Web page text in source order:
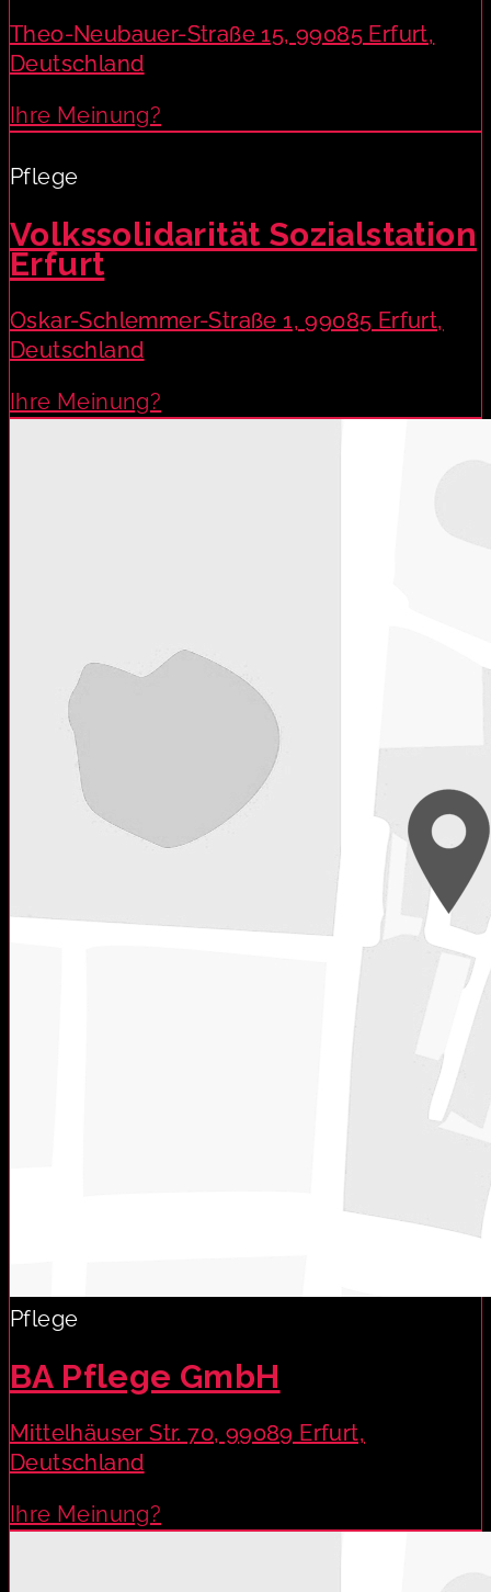
Theo-Neubauer-Straße 15, 99085 Erfurt,
Deutschland
Ihre Meinung?
Pflege
Volkssolidarität Sozialstation
Erfurt
Oskar-Schlemmer-Straße 1, 99085 Erfurt,
Deutschland
Ihre Meinung?
Pflege
BA Pflege GmbH
Mittelhäuser Str. 70, 99089 Erfurt,
Deutschland
Ihre Meinung?